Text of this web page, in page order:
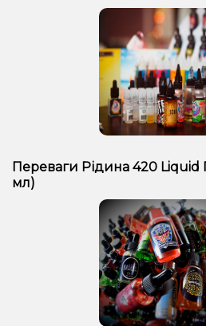
Переваги Рідина 420 Liquid
мл)